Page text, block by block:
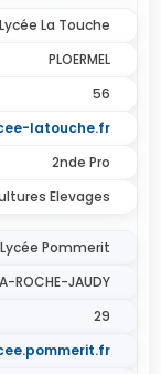
Lycée La Touche
PLOERMEL
56
latouche.fr
2nde Pro
Elevages
Lycée Pommerit
ROCHE-JAUDY
29